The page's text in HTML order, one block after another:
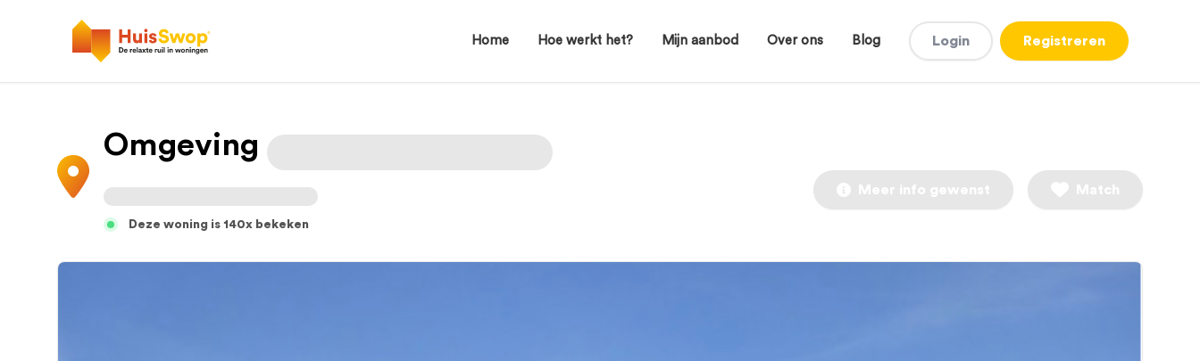
Home Hoe werkt het? Mijn aanbod Over ons Blog Login Registreren
Omgeving
Deze woning is 140x bekeken
Meer info gewenst Match